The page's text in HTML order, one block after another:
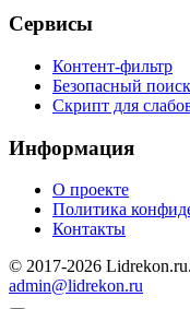
Сервисы
Контент-фильтр
Безопасный поиск
Скрипт для
Информация
О проекте
Политика
Контакты
© 2017-2026
admin@lidrekon.ru